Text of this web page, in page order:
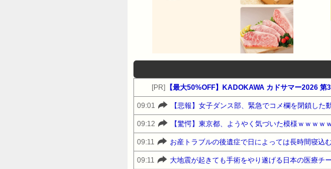
[PR] 【最大50%OFF】KADOKAWA カドサマー2026
09:01 【悲報】女子ダンス部、緊急でコメ欄を閉鎖した
09:12 【驚愕】東京都、ようやく気づいた模様ｗｗｗｗ
09:11
09:11 大地震が起きても手術をやり遂げる日本の医療チ